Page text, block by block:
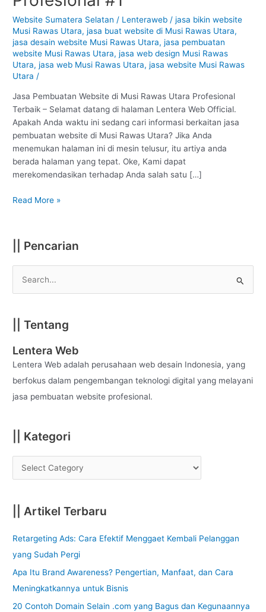
Website Sumatera Selatan / Lenteraweb /jasa bikin website
Musi Rawas Utara,jasa buat website di Musi Rawas Utara,
jasa desain website Musi Rawas Utara,jasa pembuatan
website Musi Rawas Utara,jasa web design Musi Rawas
Utara,jasa web Musi Rawas Utara,jasa website Musi Rawas
Utara /
Jasa Pembuatan Website di Musi Rawas Utara Profesional
Terbaik – Selamat datang di halaman Lentera Web Official.
Apakah Anda waktu ini sedang cari informasi berkaitan jasa
pembuatan website di Musi Rawas Utara? Jika Anda
menemukan halaman ini di mesin telusur, itu artiya anda
berada halaman yang tepat. Oke, Kami dapat
merekomendasikan terhadap Anda salah satu […]
Musi
Rawas
Utara
:
Profesional
#1
Read More »
|| Pencarian
r
c
h
f
o
|| Tentang
Lentera Web
Lentera Web adalah perusahaan web desain Indonesia, yang
berfokus dalam pengembangan teknologi digital yang melayani
jasa pembuatan website profesional.
|| Kategori
|| Artikel Terbaru
Retargeting Ads: Cara Efektif Menggaet Kembali Pelanggan
yang Sudah Pergi
Apa Itu Brand Awareness? Pengertian, Manfaat, dan Cara
Meningkatkannya untuk Bisnis
20 Contoh Domain Selain .com yang Bagus dan Kegunaannya